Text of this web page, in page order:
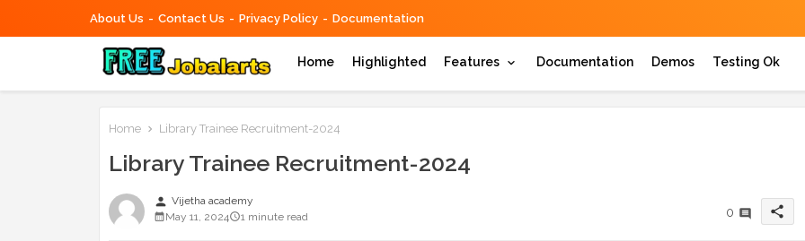
About Us Contact Us Privacy Policy Documentation
Home Highlighted Features Documentation Demos Testing Ok
Home Library Trainee Recruitment-2024
Library Trainee Recruitment-2024
person Vijetha academy
May 11, 2024
1 minute read 0 share